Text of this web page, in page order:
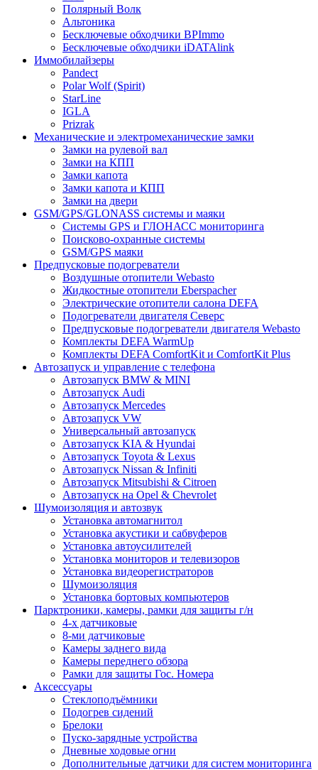
Полярный Волк
Альтоника
Бесключевые обходчики BPImmo
Бесключевые обходчики iDATAlink
Иммобилайзеры
Pandect
Polar Wolf (Spirit)
StarLine
IGLA
Prizrak
Механические и электромеханические замки
Замки на рулевой вал
Замки на КПП
Замки капота
Замки капота и КПП
Замки на двери
GSM/GPS/GLONASS системы и маяки
Системы GPS и ГЛОНАСС мониторинга
Поисково-охранные системы
GSM/GPS маяки
Предпусковые подогреватели
Воздушные отопители Webasto
Жидкостные отопители Eberspacher
Электрические отопители салона DEFA
Подогреватели двигателя Северс
Предпусковые подогреватели двигателя Webasto
Комплекты DEFA WarmUp
Комплекты DEFA ComfortKit и ComfortKit Plus
Автозапуск и управление с телефона
Автозапуск BMW & MINI
Автозапуск Audi
Автозапуск Mercedes
Автозапуск VW
Универсальный автозапуск
Автозапуск KIA & Hyundai
Автозапуск Toyota & Lexus
Автозапуск Nissan & Infiniti
Автозапуск Mitsubishi & Citroen
Автозапуск на Opel & Chevrolet
Шумоизоляция и автозвук
Установка автомагнитол
Установка акустики и сабвуферов
Установка автоусилителей
Установка мониторов и телевизоров
Установка видеорегистраторов
Шумоизоляция
Установка бортовых компьютеров
Парктроники, камеры, рамки для защиты г/н
4-х датчиковые
8-ми датчиковые
Камеры заднего вида
Камеры переднего обзора
Рамки для защиты Гос. Номера
Аксессуары
Стеклоподъёмники
Подогрев сидений
Брелоки
Пуско-зарядные устройства
Дневные ходовые огни
Дополнительные датчики для систем мониторинга